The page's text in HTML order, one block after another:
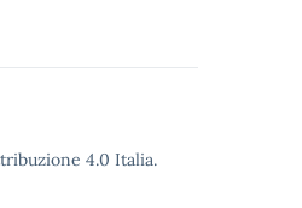
4.0 Italia.